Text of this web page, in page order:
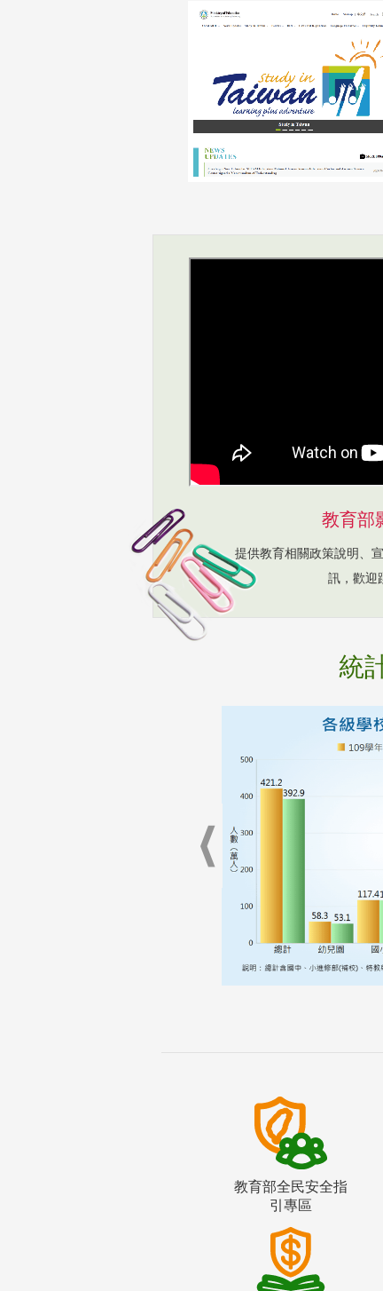
教育部
提供教育相關政策說明、
訊，歡迎
統
教育部全民安全指
引專區